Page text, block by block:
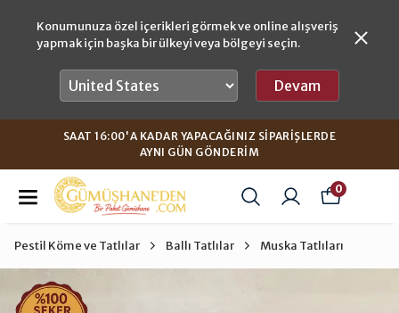
Konumunuza özel içerikleri görmek ve online alışveriş
yapmak için başka bir ülkeyi veya bölgeyi seçin.
Devam
SAAT 16:00'A KADAR YAPACAĞINIZ SIPARIŞLERDE
AYNI GÜN GÖNDERIM
0
Pestil Köme ve Tatlılar Ballı Tatlılar Muska Tatlıları